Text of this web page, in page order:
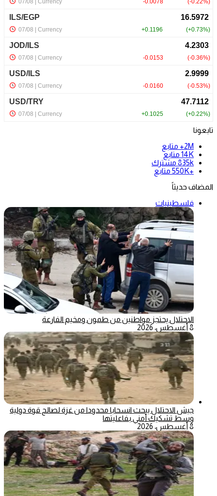
تابعونا
2M+
متابع
14K متابع
835k مشترك
+550K
متابع
المضاف حديثاً
فلسطينيات
الاحتلال يحتجز مواطنين من طمون ومخيم الفارعة
8 أغسطس، 2026
جيش الاحتلال يبحث انسحابا محدودا من غزة لصالح قوة دولية
وسط تشكيك أمني بفاعليتها
8 أغسطس، 2026